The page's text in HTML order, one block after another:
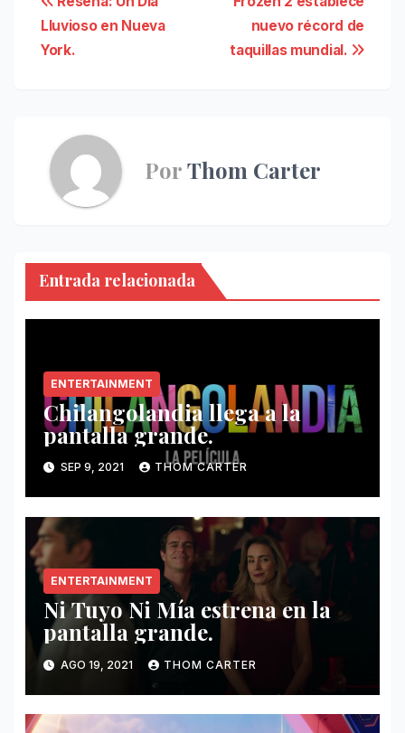
de
nuevo récord de
taquillas mundial.
Lluvioso en Nueva
York.
PorThom Carter
Entrada relacionada
ENTERTAINMENT
Chilangolandia llega a la
pantalla grande.
SEP 9, 2021 THOM CARTER
ENTERTAINMENT
Ni Tuyo Ni Mía estrena en la
pantalla grande.
AGO 19, 2021 THOM CARTER